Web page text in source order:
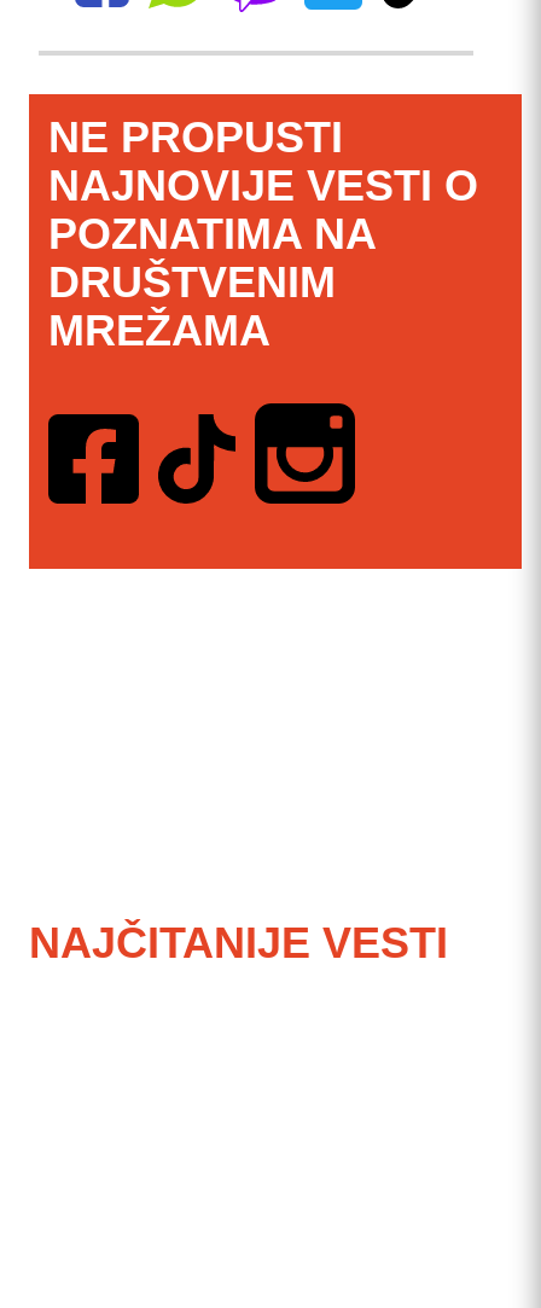
NE PROPUSTI
NAJNOVIJE VESTI O
POZNATIMA NA
DRUŠTVENIM
MREŽAMA
NAJČITANIJE VESTI